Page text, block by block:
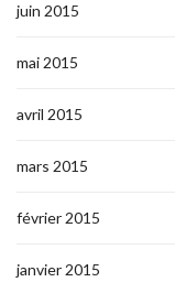
juin 2015
mai 2015
avril 2015
mars 2015
février 2015
janvier 2015